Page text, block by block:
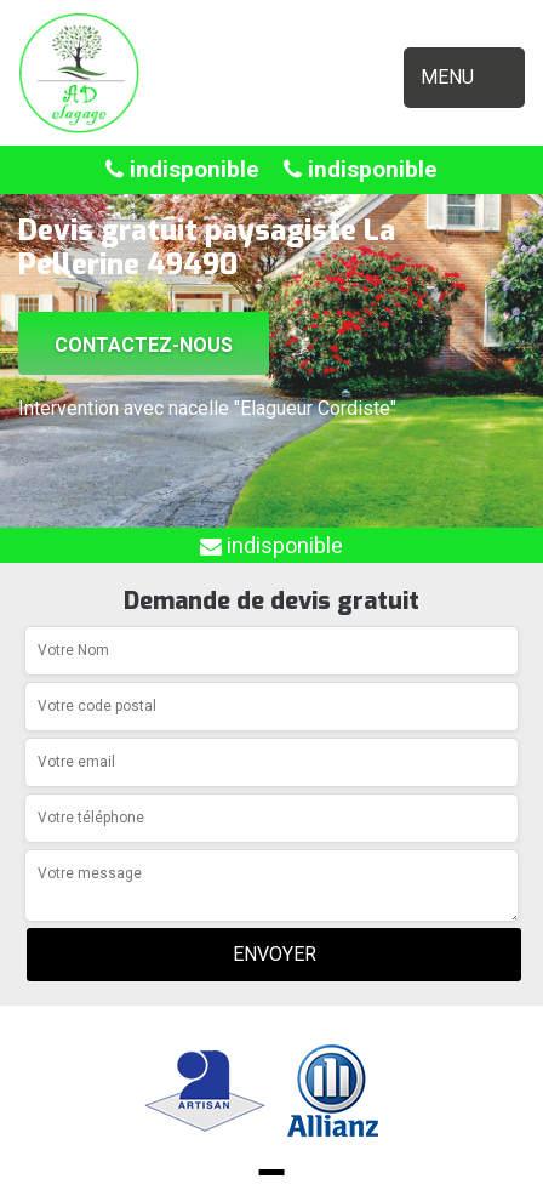
MENU
indisponible indisponible
Devis gratuit paysagiste La
Pellerine 49490
CONTACTEZ-NOUS
Intervention avec nacelle "Elagueur Cordiste"
indisponible
Demande de devis gratuit